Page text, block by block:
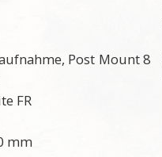
Post Mount 8
FR
mm